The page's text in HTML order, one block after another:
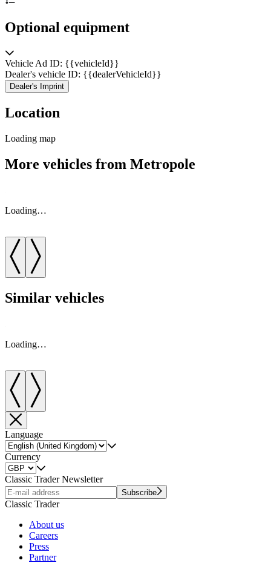
Optional equipment
Vehicle Ad ID: {{vehicleId}}
Dealer's vehicle ID: {{dealerVehicleId}}
Dealer's Imprint
Location
Loading map
More vehicles from Metropole
Loading…
Similar vehicles
Loading…
Language
Currency
Classic Trader Newsletter
Subscribe
Classic Trader
About us
Careers
Press
Partner